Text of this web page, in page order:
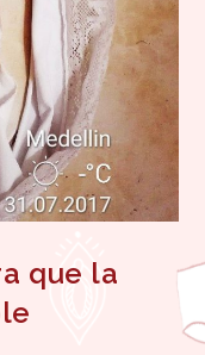
que la